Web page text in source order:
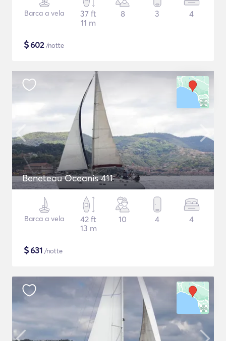
Barca a vela
37 ft
11 m
8 3 4
$602/notte
Beneteau Oceanis 411
Barca a vela
42 ft
13 m
10 4 4
$631 /notte